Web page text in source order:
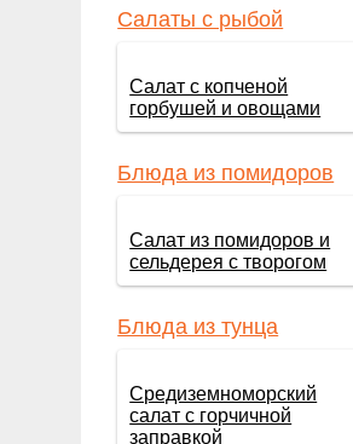
Салаты с рыбой
Салат с копченой
горбушей и овощами
Блюда из помидоров
Салат из помидоров и
сельдерея с творогом
Блюда из тунца
Средиземноморский
салат с горчичной
заправкой